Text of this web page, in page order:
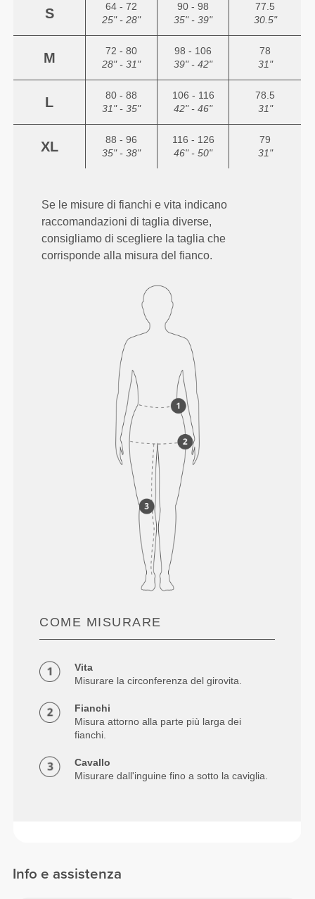
S
64 - 72
25" - 28"
90 - 98
35" - 39"
77.5
30.5"
M
72 - 80
28" - 31"
98 - 106
39" - 42"
78
31"
L
80 - 88
31" - 35"
106 - 116
42" - 46"
78.5
31"
XL
88 - 96
35" - 38"
116 - 126
46" - 50"
79
31"
Se le misure di fianchi e vita indicano
raccomandazioni di taglia diverse,
consigliamo di scegliere la taglia che
corrisponde alla misura del fianco.
COME MISURARE
Vita
Misurare la circonferenza del girovita.
Fianchi
Misura attorno alla parte più larga dei
fianchi.
Cavallo
Misurare dall'inguine fino a sotto la caviglia.
Info e assistenza